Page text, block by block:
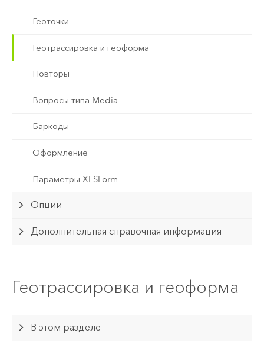
Геоточки
Геотрассировка и геоформа
Повторы
Вопросы типа Media
Баркоды
Оформление
Параметры XLSForm
Опции
Дополнительная справочная информация
Геотрассировка и геоформа
В этом разделе